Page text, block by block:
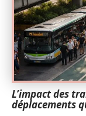
L’impact des
déplacements